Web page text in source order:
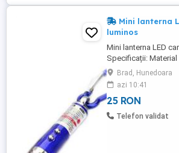
Mini lanterna
luminos
Mini lanterna LED
Specificații:
lumină: LED COB
lumină: alb Baterie:
comutare: clic pe
Brad, Hunedoara
azi 10:41
25 RON
Telefon validat